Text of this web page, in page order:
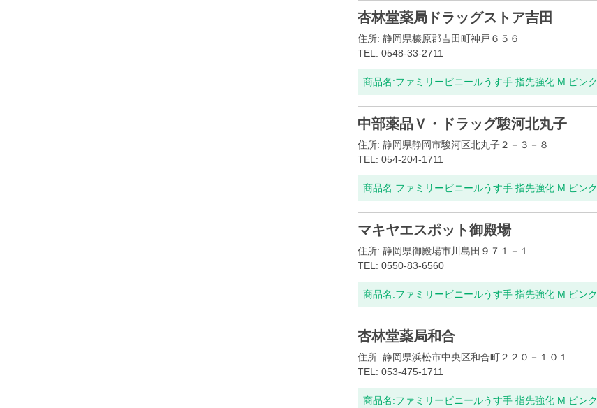
杏林堂薬局ドラッグストア吉田
住所: 静岡県榛原郡吉田町神戸６５６
TEL: 0548-33-2711
商品名:ファミリービニールうす手 指先強化 M ピンク
中部薬品Ｖ・ドラッグ駿河北丸子
住所: 静岡県静岡市駿河区北丸子２－３－８
TEL: 054-204-1711
商品名:ファミリービニールうす手 指先強化 M ピンク
マキヤエスポット御殿場
住所: 静岡県御殿場市川島田９７１－１
TEL: 0550-83-6560
商品名:ファミリービニールうす手 指先強化 M ピンク
杏林堂薬局和合
住所: 静岡県浜松市中央区和合町２２０－１０１
TEL: 053-475-1711
商品名:ファミリービニールうす手 指先強化 M ピンク